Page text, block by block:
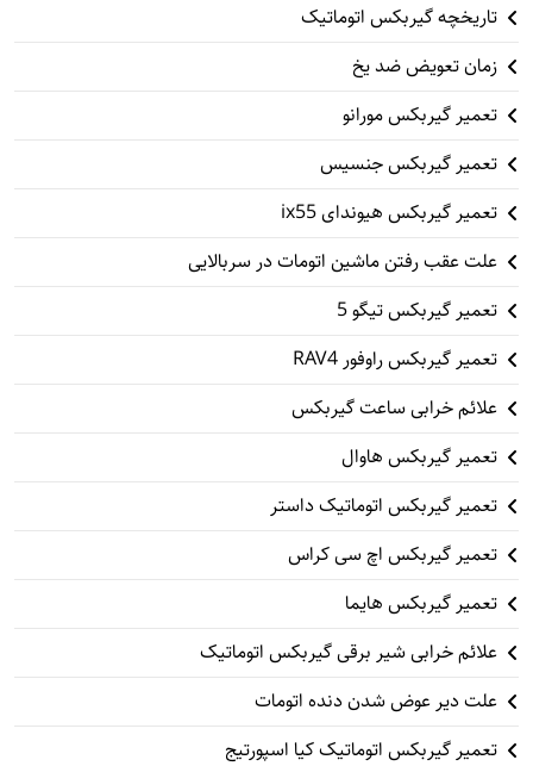
تاریخچه گیربکس اتوماتیک
زمان تعویض ضد یخ
تعمیر گیربکس مورانو
تعمیر گیربکس جنسیس
تعمیر گیربکس هیوندای ix55
علت عقب رفتن ماشین اتومات در سربالایی
تعمیر گیربکس تیگو 5
تعمیر گیربکس راوفور RAV4
علائم خرابی ساعت گیربکس
تعمیر گیربکس هاوال
تعمیر گیربکس اتوماتیک داستر
تعمیر گیربکس اچ سی کراس
تعمیر گیربکس هایما
علائم خرابی شیر برقی گیربکس اتوماتیک
علت دیر عوض شدن دنده اتومات
تعمیر گیربکس اتوماتیک کیا اسپورتیج